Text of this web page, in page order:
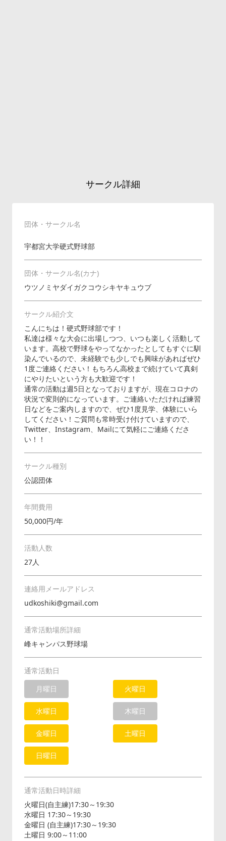
サークル詳細
団体・サークル名
宇都宮大学硬式野球部
団体・サークル名(カナ)
ウツノミヤダイガクコウシキヤキュウブ
サークル紹介文
こんにちは！硬式野球部です！
私達は様々な大会に出場しつつ、いつも楽しく活動して
います。高校で野球をやってなかったとしてもすぐに馴
染んでいるので、未経験でも少しでも興味があればぜひ
1度ご連絡ください！もちろん高校まで続けていて真剣
にやりたいという方も大歓迎です！
通常の活動は週5日となっておりますが、現在コロナの
状況で変則的になっています。ご連絡いただければ練習
日などをご案内しますので、ぜひ1度見学、体験にいら
してください！ご質問も常時受け付けていますので、
Twitter、Instagram、Mailにて気軽にご連絡くださ
い！！
サークル種別
公認団体
年間費用
50,000円/年
活動人数
27人
連絡用メールアドレス
udkoshiki@gmail.com
通常活動場所詳細
峰キャンパス野球場
通常活動日
月曜日
火曜日
水曜日 木曜日
金曜日 土曜日
日曜日
通常活動日時詳細
火曜日(自主練)17:30～19:30
水曜日 17:30～19:30
金曜日 (自主練)17:30～19:30
土曜日 9:00～11:00